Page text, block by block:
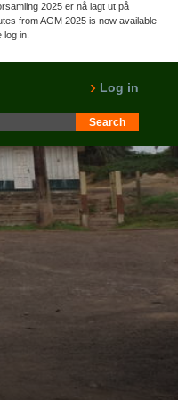
Her
Log in
2025 er nå lagt ut på
from AGM 2025 is now available
in.